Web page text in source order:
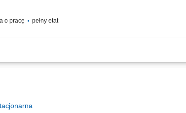
o pracę pełny etat
a także utrzymywanie i rozwój współpracy, realizacja